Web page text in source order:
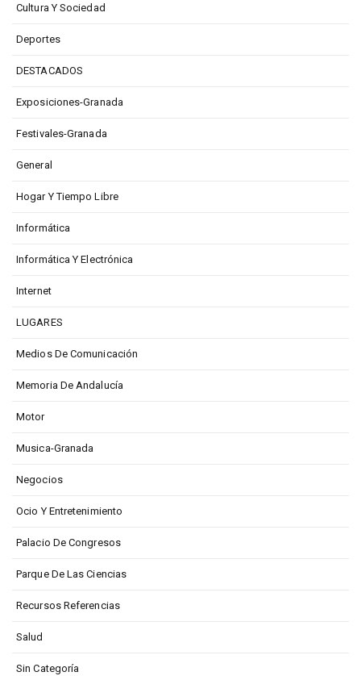
Cultura Y Sociedad
Deportes
DESTACADOS
Exposiciones-Granada
Festivales-Granada
General
Hogar Y Tiempo Libre
Informática
Informática Y Electrónica
Internet
LUGARES
Medios De Comunicación
Memoria De Andalucía
Motor
Musica-Granada
Negocios
Ocio Y Entretenimiento
Palacio De Congresos
Parque De Las Ciencias
Recursos Referencias
Salud
Sin Categoría